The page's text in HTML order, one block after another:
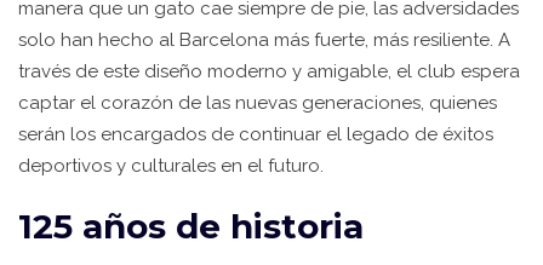
manera que un gato cae siempre de pie, las adversidades
solo han hecho al Barcelona más fuerte, más resiliente. A
través de este diseño moderno y amigable, el club espera
captar el corazón de las nuevas generaciones, quienes
serán los encargados de continuar el legado de éxitos
deportivos y culturales en el futuro.
125 años de historia